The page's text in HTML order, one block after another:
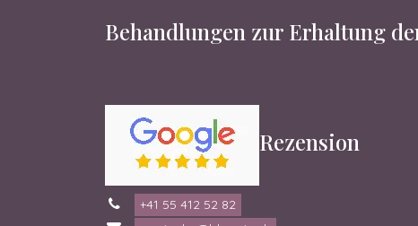
Behandlungen zur Erhaltung
Rezension
+41 55 412 52 82